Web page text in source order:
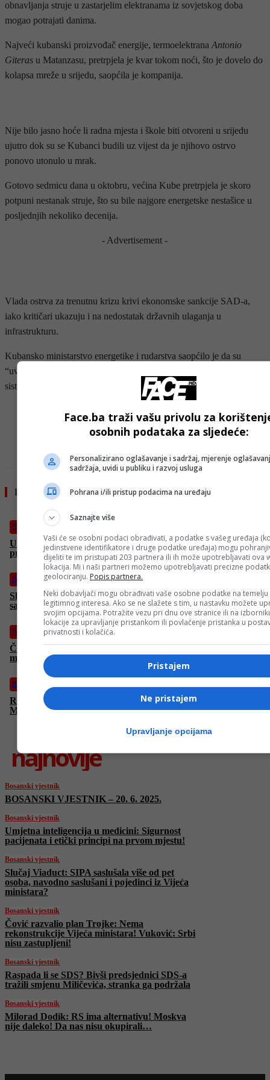
obnavljanja struje u zastarjelim elektranama iz sovjetskog doba
mogao potrajati danima.
Najveći kubanski proizvođač energije, termoelektrana Antonio
Giteras u Matanzasu, pretrpjela je kvar tokom noći, što je dovelo do
kolapsa mreže u srijedu, saopćila je kompanija.
Nije bilo jasno hoće li radna mjesta i škole biti otvoreni u srijedu
ujutro dok su se Kubanci budili uz vijest da je njihovo ostrvo
ponovo utonulo u mrak.
Gotovo sedmicu dana u oktobru, većina Kube pretrpjela je skoro
potpuni nestanak struje, što su bile najgore energetske nestašice u
posljednjih nekoliko decenija.
- Advertisement -
Vlada ostrva za trenutnu krizu krivi ekonomske sankcije SAD-a,
iako kritičari ukazuju i na nedostatak državnih ulaganja u
infrastrukturu.
Kubansko ministarstvo energetike i rudarstva saopćilo je da su
“uvjeti sada povoljniji nego tokom posljednjeg prekida” te da se
sistem postepeno obnavlja.
- OGLAS -
Pročitajte još
Bosanski vjestnik
Umjetna inteligencija u medicini: Sigurnost pacijenata i etički
principi na prvom mjestu!
Bosanski vjestnik
Slučaj Viaduct: SIPA saslušala više od pet osoba, navodno
saslušani i pojedinci iz Vijeća ministara?
Bosanski vjestnik
Čović razvalio plan Trojke: Nema rekonstrukcije Vijeća
ministara! Vuković: Srbi nisu zastupljeni!
Bosanski vjestnik
Raspada li se SDS? Bivši predsjednici SDS-a tražili smjenu
Miličevića, stranka ga podržala
najnovije
Bosanski vjestnik
BOSANSKI VJESTNIK – 20. 6. 2025.
Bosanski vjestnik
Umjetna inteligencija u medicini: Sigurnost
pacijenata i etički principi na prvom mjestu!
Bosanski vjestnik
Slučaj Viaduct: SIPA saslušala više od pet
osoba, navodno saslušani i pojedinci iz Vijeća
ministara?
Bosanski vjestnik
Čović razvalio plan Trojke: Nema
rekonstrukcije Vijeća ministara! Vuković: Srbi
nisu zastupljeni!
Bosanski vjestnik
Raspada li se SDS? Bivši predsjednici SDS-a
tražili smjenu Miličevića, stranka ga podržala
Bosanski vjestnik
Milorad Dodik: RS ima alternativu! Moskva
nije daleko! Da nas nisu okupirali…
Face.ba traži vašu privolu za
osobnih podataka za sljedeće:
Personalizirano oglašavanje i sadržaj, mjerenje
sadržaja, uvidi u publiku i razvoj usluga
Pohrana i/ili pristup podacima na uređaju
Saznajte više
Vaši će se osobni podaci obrađivati, a podatke s vašeg uređaja
jedinstvene identifikatore i druge podatke uređaja) mogu
dijeliti te im pristupati 203 partnera ili ih može upotrebljavati ova
lokacija. Mi i naši partneri možemo upotrebljavati precizne
geolociranju. Popis partnera.
Neki dobavljači mogu obrađivati vaše osobne podatke na temelju
legitimnog interesa. Ako se ne slažete s tim, u nastavku možete
svojim opcijama. Potražite vezu pri dnu ove stranice ili na
lokacije za upravljanje pristankom ili povlačenje pristanka u
privatnosti i kolačića.
Pristajem
Ne pristajem
Upravljanje opcijama